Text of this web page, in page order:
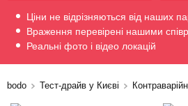
Ціни не відрізняються від наших
Враження перевірені нашими
Реальні фото і відео локацій
bodo Тест-драйв у Києві